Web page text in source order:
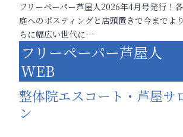
フリーペーパー芦屋人2026年4月号発行！
庭へのポスティングと店頭置きで今までよ
らに幅広い世代に…
フリーペーパー芦屋人
WEB
整体院エスコート・芦屋サ
ン